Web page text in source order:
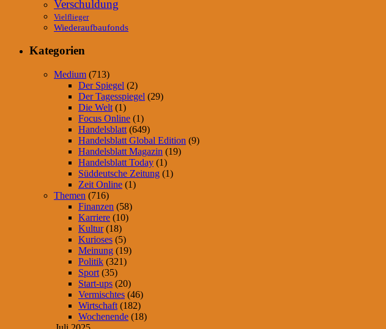
Verschuldung
Vielflieger
Wiederaufbaufonds
Kategorien
Medium (713)
Der Spiegel (2)
Der Tagesspiegel (29)
Die Welt (1)
Focus Online (1)
Handelsblatt (649)
Handelsblatt Global Edition (9)
Handelsblatt Magazin (19)
Handelsblatt Today (1)
Süddeutsche Zeitung (1)
Zeit Online (1)
Themen (716)
Finanzen (58)
Karriere (10)
Kultur(18)
Kurioses (5)
Meinung (19)
Politik (321)
Sport (35)
Start-ups (20)
Vermischtes (46)
Wirtschaft (182)
Wochenende (18)